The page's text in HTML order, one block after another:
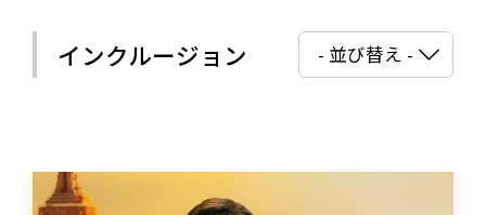
インクルージョン